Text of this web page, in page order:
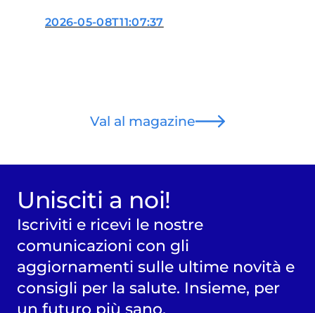
malattia
2026-05-08T11:07:37
Val al magazine
Unisciti a noi!
Iscriviti e ricevi le nostre
comunicazioni con gli
aggiornamenti sulle ultime novità e
consigli per la salute. Insieme, per
un futuro più sano.